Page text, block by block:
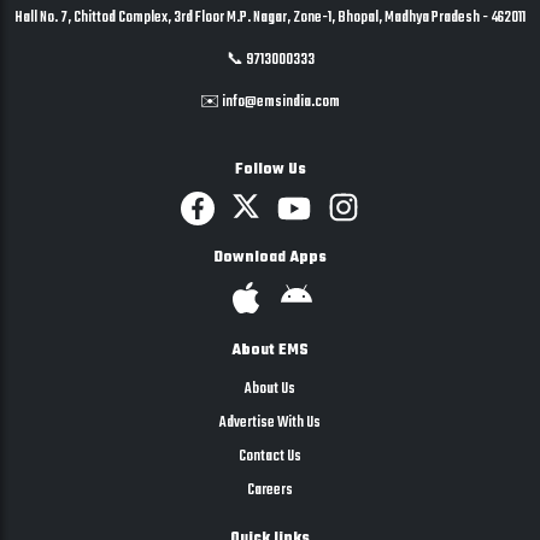
Hall No. 7, Chittod Complex, 3rd Floor M.P. Nagar, Zone-1, Bhopal, Madhya Pradesh - 462011
📞 9713000333
✉️ info@emsindia.com
Follow Us
Download Apps
About EMS
About Us
Advertise With Us
Contact Us
Careers